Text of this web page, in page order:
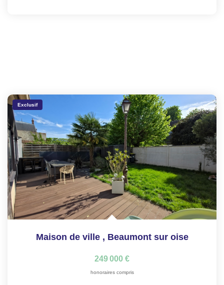
Exclusif
Maison de ville , Beaumont sur oise
249 000 €
honoraires compris